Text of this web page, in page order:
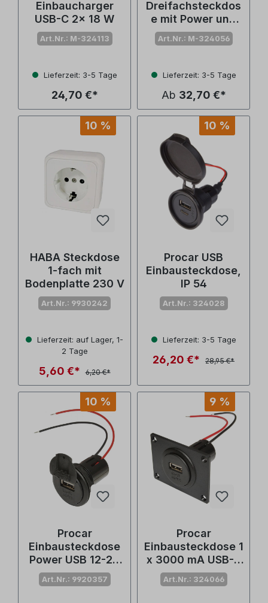
Einbaucharger
USB-C 2x 18 W
Art.Nr.: M-324113
Lieferzeit: 3-5 Tage
24,70 €*
Dreifachsteckdos
e mit Power und
USB
Art.Nr.: M-324056
Lieferzeit: 3-5 Tage
Ab 32,70 €*
10 %
HABA Steckdose
1-fach mit
Bodenplatte 230 V
Art.Nr.: 9930242
Lieferzeit: auf Lager, 1-
2 Tage
5,60 €* 6,20 €*
10 %
Procar USB
Einbausteckdose,
IP 54
Art.Nr.: 324028
Lieferzeit: 3-5 Tage
26,20 €* 28,95 €*
10 %
Procar
Einbausteckdose
Power USB 12-24
V mit
Gewindehülse und
Art.Nr.: 9920357
9 %
Procar
Einbausteckdose 1
x 3000 mA USB-A
Anschluss
Art.Nr.: 324066